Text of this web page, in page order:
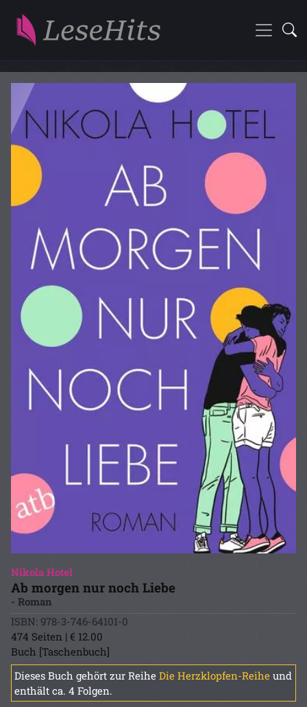
Nikola Hotel
Ab morgen nur noch Liebe
- Roman
ISBN: 978-3-746-64101-0
474 Seiten | € 12.00
Buch [Taschenbuch]
Dieses Buch gehört zur Reihe Die Herzklopfen-Reihe und
enthält ca. 4 Folgen.